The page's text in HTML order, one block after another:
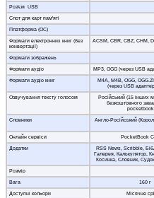
Роз'єм USB
Слот для карт пам'яті
Платформа (ОС)
Формати електронних книг (без
конвертації)
ACSM, CBR, CBZ, CHM,
Формати зображень
Формати аудіо
MP3, OGG (через USB
Формати аудіо книг
M4A, M4B, OGG,
(через USB
Озвучування тексту голосом
Російський (15 інших
безкоштовного
Словники
Англо-Російський
Онлайн сервіси
PocketBook
Додатки
RSS News, Scribble,
Галерея, Калькулятор,
Косинка, Словник,
Розмір
Вага
160 г
Доступні кольори
Місячне